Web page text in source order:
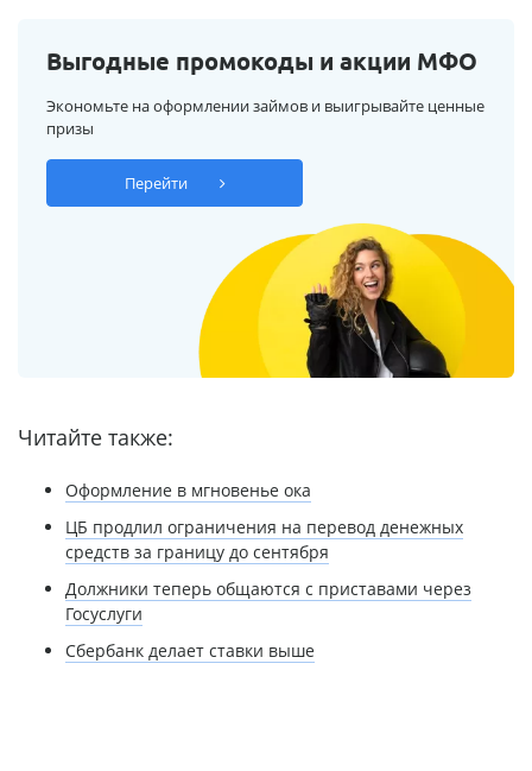
Выгодные промокоды и акции МФО
Экономьте на оформлении займов и выигрывайте ценные
призы
Перейти
Читайте также:
Оформление в мгновенье ока
ЦБ продлил ограничения на перевод денежных
средств за границу до сентября
Должники теперь общаются с приставами через
Госуслуги
Сбербанк делает ставки выше